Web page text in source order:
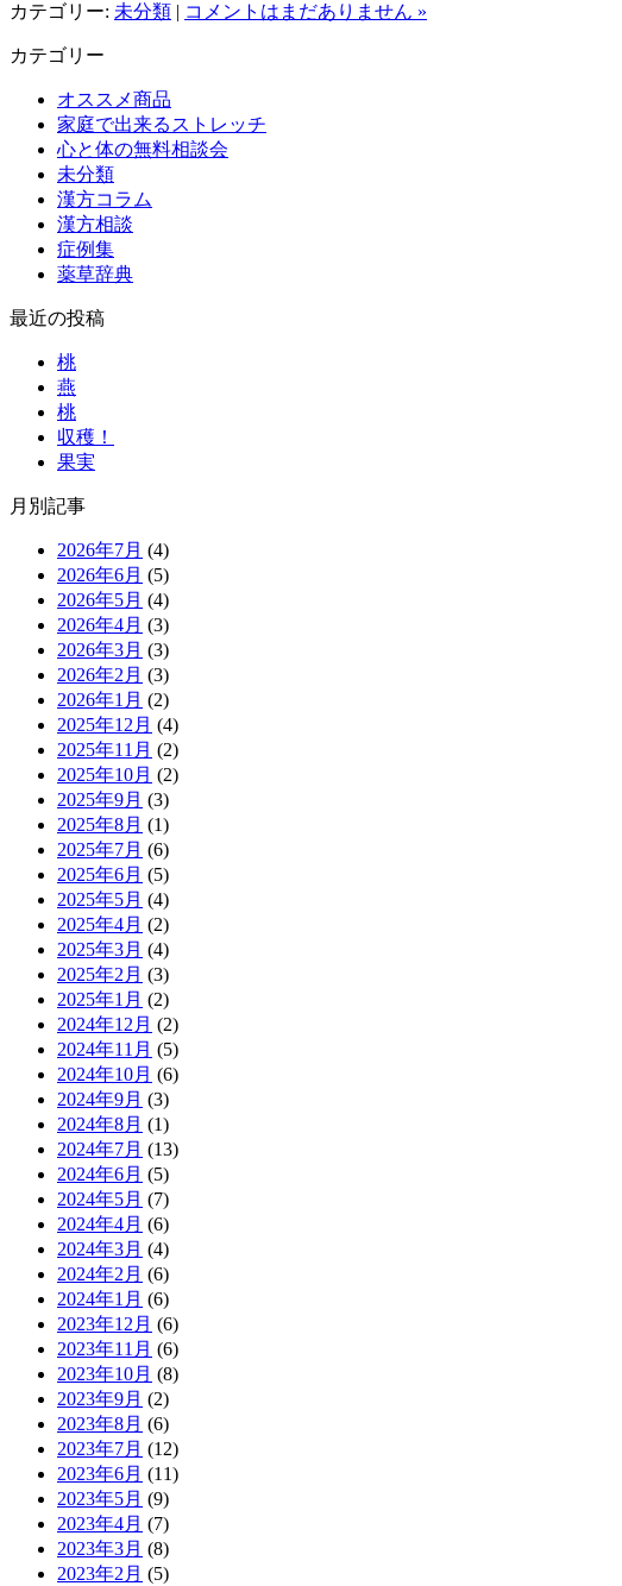
カテゴリー: 未分類 | コメントはまだありません »
カテゴリー
オススメ商品
家庭で出来るストレッチ
心と体の無料相談会
未分類
漢方コラム
漢方相談
症例集
薬草辞典
最近の投稿
桃
燕
桃
収穫！
果実
月別記事
2026年7月 (4)
2026年6月 (5)
2026年5月 (4)
2026年4月 (3)
2026年3月 (3)
2026年2月 (3)
2026年1月 (2)
2025年12月 (4)
2025年11月 (2)
2025年10月 (2)
2025年9月 (3)
2025年8月 (1)
2025年7月 (6)
2025年6月 (5)
2025年5月 (4)
2025年4月 (2)
2025年3月 (4)
2025年2月 (3)
2025年1月 (2)
2024年12月 (2)
2024年11月 (5)
2024年10月 (6)
2024年9月 (3)
2024年8月 (1)
2024年7月 (13)
2024年6月 (5)
2024年5月 (7)
2024年4月 (6)
2024年3月 (4)
2024年2月 (6)
2024年1月 (6)
2023年12月 (6)
2023年11月 (6)
2023年10月 (8)
2023年9月 (2)
2023年8月 (6)
2023年7月 (12)
2023年6月 (11)
2023年5月 (9)
2023年4月 (7)
2023年3月 (8)
2023年2月 (5)